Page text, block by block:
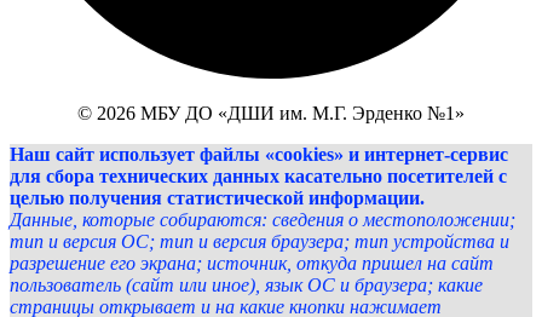
© 2026 МБУ ДО «ДШИ им. М.Г. Эрденко №1»
Наш сайт использует файлы «cookies» и интернет-сервис
для сбора технических данных касательно посетителей с
целью получения статистической информации.
Данные, которые собираются: сведения о местоположении;
тип и версия ОС; тип и версия браузера; тип устройства и
разрешение его экрана; источник, откуда пришел на сайт
пользователь (сайт или иное), язык ОС и браузера; какие
страницы открывает и на какие кнопки нажимает